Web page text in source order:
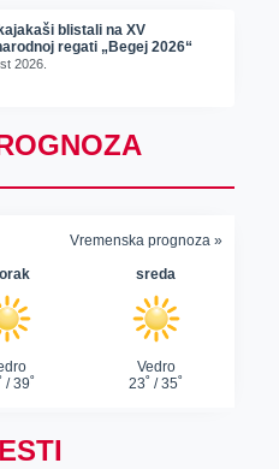
blistali na XV
regati „Begej 2026“
2026.